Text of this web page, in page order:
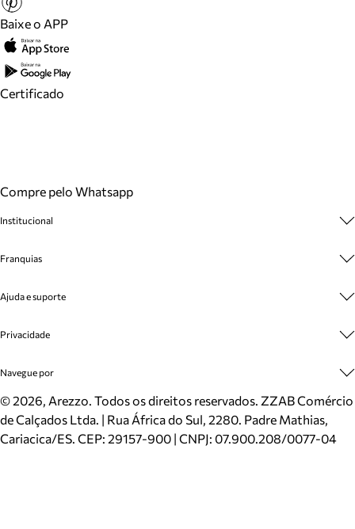
Baixe o APP
Certificado
Compre pelo Whatsapp
Institucional
Cashback
Venda Corporativa
Mapa do Site
Inverno
Mundo Arezzo
Franquias
Plano de Negócio
Ajuda e suporte
Cadastro
Meus Pedidos
Trocas e Devoluções
Cartão Presente
Localizador de lojas
Privacidade
Politica e Privacidade
Navegue por
Sapatos
Bolsas
Scarpins
©2026, Arezzo. Todos os direitos reservados. ZZAB Comércio
de Calçados Ltda. | Rua África do Sul, 2280. Padre Mathias,
Cariacica/ES. CEP: 29157-900 | CNPJ: 07.900.208/0077-04